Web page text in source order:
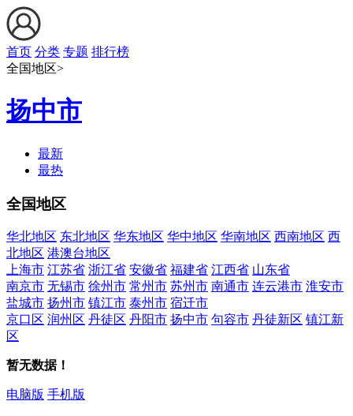
首页 分类 专题 排行榜
全国地区>
扬中市
最新
最热
全国地区
华北地区 东北地区 华东地区 华中地区 华南地区 西南地区 西
北地区 港澳台地区
上海市 江苏省 浙江省 安徽省 福建省 江西省 山东省
南京市 无锡市 徐州市 常州市 苏州市 南通市 连云港市 淮安市
盐城市 扬州市 镇江市 泰州市 宿迁市
京口区 润州区 丹徒区 丹阳市 扬中市 句容市 丹徒新区 镇江新
区
暂无数据！
电脑版 手机版